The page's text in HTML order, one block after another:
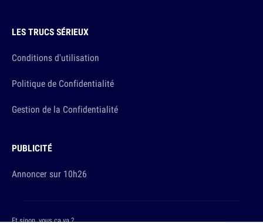
LES TRUCS SÉRIEUX
Conditions d'utilisation
Politique de Confidentialité
Gestion de la Confidentialité
PUBLICITÉ
Annoncer sur 10h26
Et sinon, vous ça va ?